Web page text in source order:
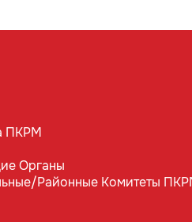
ПКРМ
Органы
Районные Комитеты